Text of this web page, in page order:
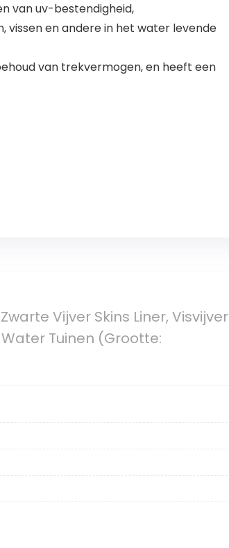
van uv-bestendigheid,
vissen en andere in het water levende
van trekvermogen, en heeft een
Vijver Skins Liner, Visvijver
Tuinen (Grootte: